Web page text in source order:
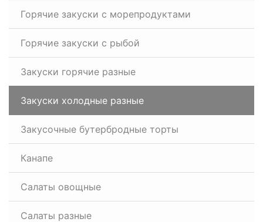
Горячие закуски с морепродуктами
Горячие закуски с рыбой
Закуски горячие разные
Закуски холодные разные
Закусочные бутербродные торты
Канапе
Салаты овощные
Салаты разные